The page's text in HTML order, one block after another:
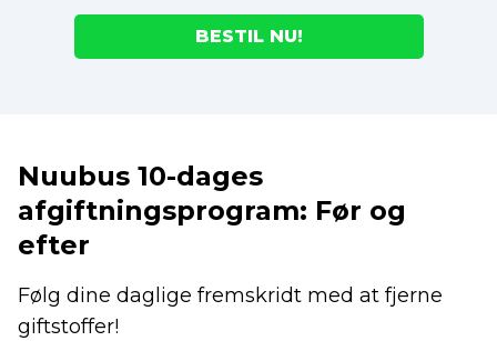
BESTIL NU!
Nuubus 10-dages
afgiftningsprogram: Før og
efter
Følg dine daglige fremskridt med at fjerne
giftstoffer!